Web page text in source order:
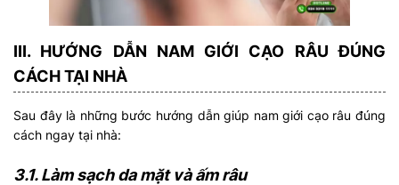
III. HƯỚNG DẪN NAM GIỚI CẠO RÂU ĐÚNG
CÁCH TẠI NHÀ
Sau đây là những bước hướng dẫn giúp nam giới cạo râu đúng
cách ngay tại nhà:
3.1. Làm sạch da mặt và ấm râu